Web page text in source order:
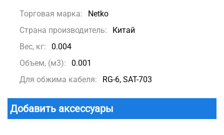
Торговая марка:
Netko
Страна производитель:
Китай
Вес, кг:
0.004
Объем, (м3):
0.001
Для обжима кабеля:
RG-6, SAT-703
Добавить аксессуары